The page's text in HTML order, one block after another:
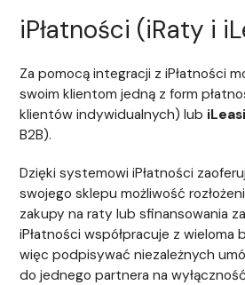
iPłatności (iRaty i
Za pomocą integracji z iPłatności
swoim klientom jedną z form
klientów indywidualnych) lub
B2B).
Dzięki systemowi iPłatności
swojego sklepu możliwość
zakupy na raty lub sfinansowania
iPłatności współpracuje z wieloma
więc podpisywać niezależnych
do jednego partnera na